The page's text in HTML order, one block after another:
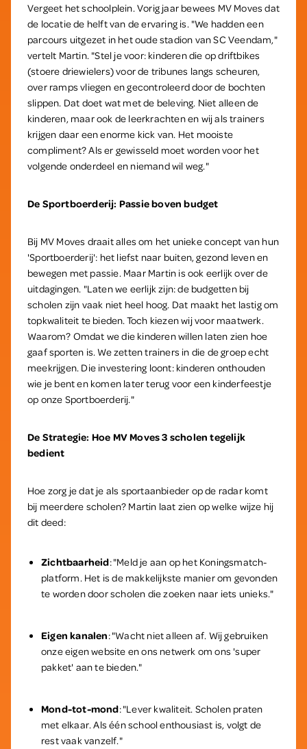
Vergeet het schoolplein. Vorig jaar bewees MV Moves dat
de locatie de helft van de ervaring is. "We hadden een
parcours uitgezet in het oude stadion van SC Veendam,"
vertelt Martin. "Stel je voor: kinderen die op driftbikes
(stoere driewielers) voor de tribunes langs scheuren,
over ramps vliegen en gecontroleerd door de bochten
slippen. Dat doet wat met de beleving. Niet alleen de
kinderen, maar ook de leerkrachten en wij als trainers
krijgen daar een enorme kick van. Het mooiste
compliment? Als er gewisseld moet worden voor het
volgende onderdeel en niemand wil weg."
De Sportboerderij: Passie boven budget
Bij MV Moves draait alles om het unieke concept van hun
'Sportboerderij': het liefst naar buiten, gezond leven en
bewegen met passie. Maar Martin is ook eerlijk over de
uitdagingen. "Laten we eerlijk zijn: de budgetten bij
scholen zijn vaak niet heel hoog. Dat maakt het lastig om
topkwaliteit te bieden. Toch kiezen wij voor maatwerk.
Waarom? Omdat we die kinderen willen laten zien hoe
gaaf sporten is. We zetten trainers in die de groep echt
meekrijgen. Die investering loont: kinderen onthouden
wie je bent en komen later terug voor een kinderfeestje
op onze Sportboerderij."
De Strategie: Hoe MV Moves 3 scholen tegelijk
bedient
Hoe zorg je dat je als sportaanbieder op de radar komt
bij meerdere scholen? Martin laat zien op welke wijze hij
dit deed:
Zichtbaarheid: "Meld je aan op het Koningsmatch-
platform. Het is de makkelijkste manier om gevonden
te worden door scholen die zoeken naar iets unieks."
Eigen kanalen: "Wacht niet alleen af. Wij gebruiken
onze eigen website en ons netwerk om ons 'super
pakket' aan te bieden."
Mond-tot-mond: "Lever kwaliteit. Scholen praten
met elkaar. Als één school enthousiast is, volgt de
rest vaak vanzelf."